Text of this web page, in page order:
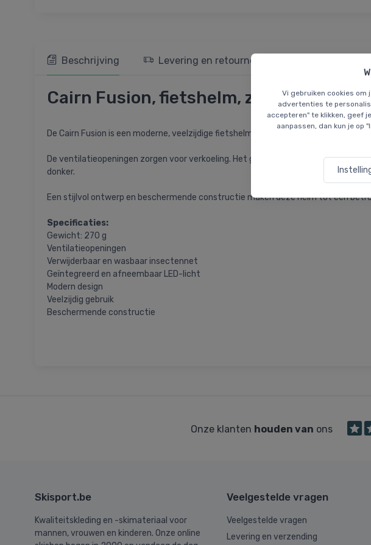
Vi gebruiken cookies om
advertenties te
accepteren" te klikken, geef
aanpassen, dan kun je op
Beschrijving Levering en retourneren
Cairn Fusion, fietshelm, zwart
De Cairn Fusion is een moderne, veelzijdige fietshelm die lichtgewicht
De ventilatieopeningen zorgen voor verkoeling. Het geïntegreerde insectennet
donker.
Een stijlvol ontwerp en beschermende constructie maken deze helm tot een
Specificaties:
Gewicht: 270 g
Ventilatieopeningen
Verwijderbaar en wasbaar insectennet
Geïntegreerd en afneembaar LED-licht
Modern design
Veelzijdig gebruik
Beschermende constructie
Onze klanten houden van ons
Skisport.be
Kwaliteitskleding en -skimateriaal voor
mannen, vrouwen en kinderen. Onze online
Veelgestelde vragen
Veelgestelde vragen
Levering en verzending